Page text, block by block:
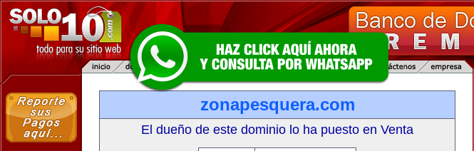
zonapesquera.com
El dueño de este dominio lo ha puesto en Venta